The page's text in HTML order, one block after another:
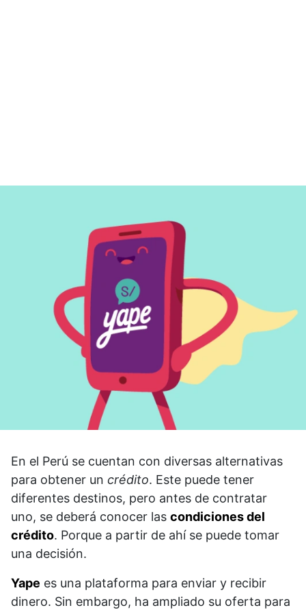
En el Perú se cuentan con diversas alternativas
para obtener un crédito. Este puede tener
diferentes destinos, pero antes de contratar
uno, se deberá conocer las condiciones del
crédito. Porque a partir de ahí se puede tomar
una decisión.
Yape es una plataforma para enviar y recibir
dinero. Sin embargo, ha ampliado su oferta para